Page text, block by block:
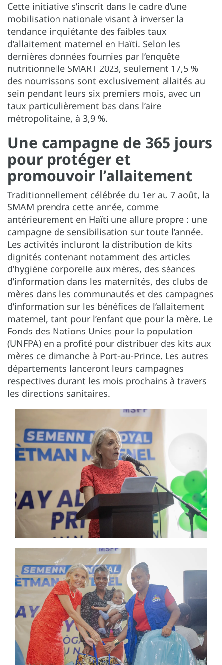
Cette initiative s’inscrit dans le cadre d’une
mobilisation nationale visant à inverser la
tendance inquiétante des faibles taux
d’allaitement maternel en Haïti. Selon les
dernières données fournies par l’enquête
nutritionnelle SMART 2023, seulement 17,5 %
des nourrissons sont exclusivement allaités au
sein pendant leurs six premiers mois, avec un
taux particulièrement bas dans l’aire
métropolitaine, à 3,9 %.
Une campagne de 365 jours
pour protéger et
promouvoir l’allaitement
Traditionnellement célébrée du 1er au 7 août, la
SMAM prendra cette année, comme
antérieurement en Haïti une allure propre : une
campagne de sensibilisation sur toute l’année.
Les activités incluront la distribution de kits
dignités contenant notamment des articles
d’hygiène corporelle aux mères, des séances
d’information dans les maternités, des clubs de
mères dans les communautés et des campagnes
d’information sur les bénéfices de l’allaitement
maternel, tant pour l’enfant que pour la mère. Le
Fonds des Nations Unies pour la population
(UNFPA) en a profité pour distribuer des kits aux
mères ce dimanche à Port-au-Prince. Les autres
départements lanceront leurs campagnes
respectives durant les mois prochains à travers
les directions sanitaires.